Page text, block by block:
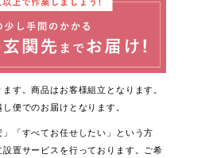
す。商品はお客様組立となります。
便でのお届けとなります。
」「すべてお任せしたい」という方
置サービスを行っております。ご希